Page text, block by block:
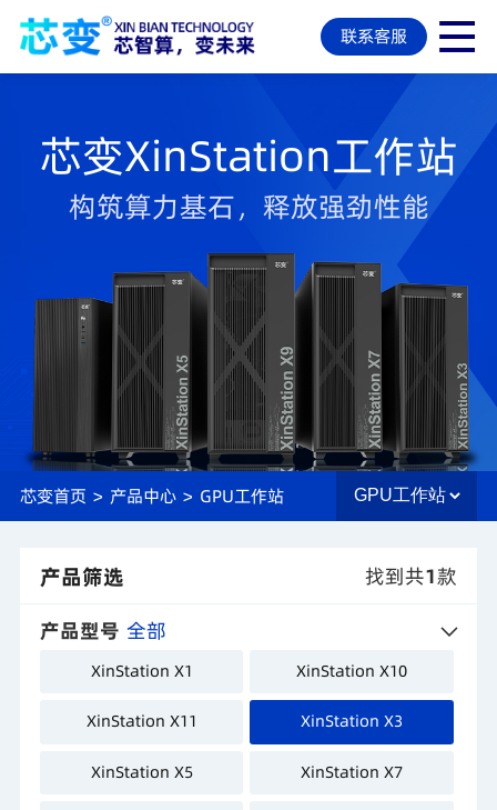
联系客服
芯变XinStation工作站
构筑算力基石，释放强劲性能
芯变首页 > 产品中心 > GPU工作站
产品筛选 找到共1款
产品型号 全部
XinStation X1 XinStation X10
XinStation X11 XinStation X3
XinStation X5 XinStation X7